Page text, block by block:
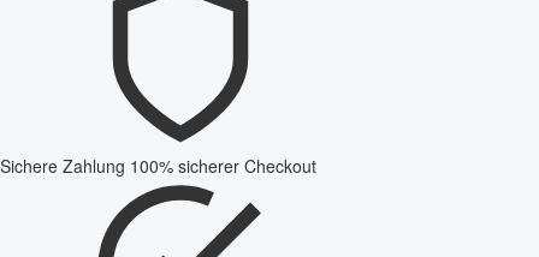
Sichere Zahlung 100% sicherer Checkout